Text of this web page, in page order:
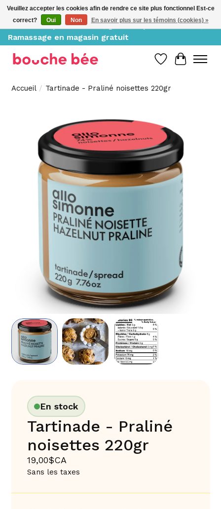
Livraison à partir de 10$, gratuite pour 150$ et +;
Ramassage en magasin gratuit
Liste de
Panier
Accueil / Tartinade - Praliné noisettes 220gr
Product image slideshow Items
En stock
Tartinade - Praliné
noisettes 220gr
19,00$CA
Sans les taxes
Veuillez accepter les cookies afin de rendre ce site plus fonctionnel Est-ce
correct?
Oui Non En savoir plus sur les témoins (cookies) »